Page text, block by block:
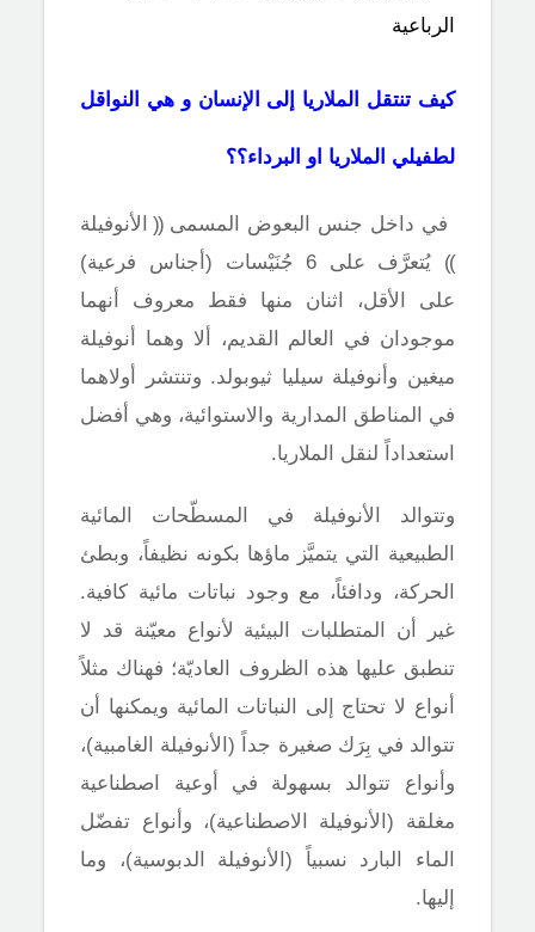
الرباعية
كيف تنتقل الملاريا إلى الإنسان و هي النواقل
لطفيلي الملاريا او البرداء؟؟
في داخل جنس البعوض المسمى(( الأنوفيلة
))
يُتعرَّف على 6 جُنَيْسات (أجناس فرعية)
على الأقل، اثنان منها فقط معروف أنهما
موجودان في العالم القديم، ألا وهما أنوفيلة
ميغين وأنوفيلة سيليا ثيوبولد. وتنتشر أولاهما
في المناطق المدارية والاستوائية، وهي أفضل
استعداداً لنقل الملاريا.
وتتوالد الأنوفيلة في المسطّحات المائية
الطبيعية التي يتميَّز ماؤها بكونه نظيفاً، وبطئ
الحركة، ودافئاً، مع وجود نباتات مائية كافية.
غير أن المتطلبات البيئية لأنواع معيّنة قد لا
تنطبق عليها هذه الظروف العاديّة؛ فهناك مثلاً
أنواع لا تحتاج إلى النباتات المائية ويمكنها أن
تتوالد في بِرَك صغيرة جداً (الأنوفيلة الغامبية)،
وأنواع تتوالد بسهولة في أوعية اصطناعية
مغلقة (الأنوفيلة الاصطناعية)، وأنواع تفضّل
الماء البارد نسبياً (الأنوفيلة الدبوسية)، وما
إليها.